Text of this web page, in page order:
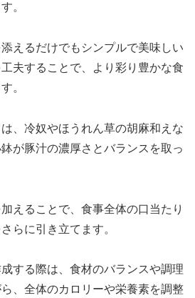
。
えるだけでもシンプルで美味しい
夫することで、より彩り豊かな食
。
、冷奴やほうれん草の胡麻和えな
が豚汁の濃厚さとバランスを取っ
えることで、食事全体の口当たり
らに引き立てます。
する際は、食材のバランスや調理
、全体のカロリーや栄養素を調整